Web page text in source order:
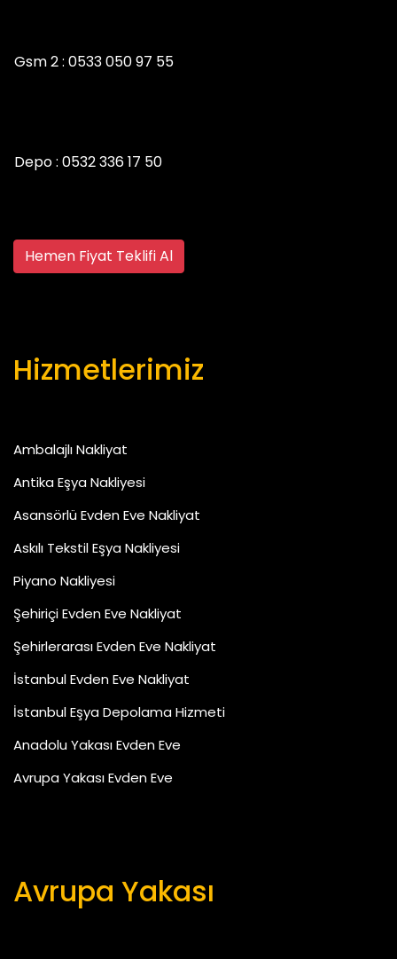
Gsm 2 : 0533 050 97 55
Depo : 0532 336 17 50
Hemen Fiyat Teklifi Al
Hizmetlerimiz
Ambalajlı Nakliyat
Antika Eşya Nakliyesi
Asansörlü Evden Eve Nakliyat
Askılı Tekstil Eşya Nakliyesi
Piyano Nakliyesi
Şehiriçi Evden Eve Nakliyat
Şehirlerarası Evden Eve Nakliyat
İstanbul Evden Eve Nakliyat
İstanbul Eşya Depolama Hizmeti
Anadolu Yakası Evden Eve
Avrupa Yakası Evden Eve
Avrupa Yakası